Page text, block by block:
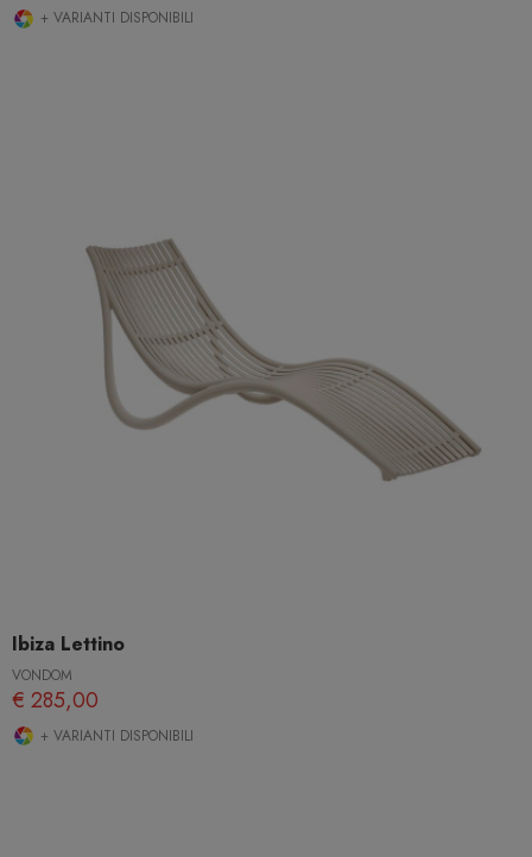
+ VARIANTI DISPONIBILI
Ibiza Lettino
VONDOM
€ 285,00
+ VARIANTI DISPONIBILI